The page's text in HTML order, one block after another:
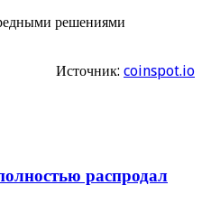
решениями
Источник: coinspot.io
распродал